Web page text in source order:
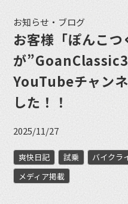
お知らせ・ブログ
お客様「ぽんこつ
が
YouTubeチャン
した！！
2025/11/27
爽快日記 試乗 バイクラ
メディア掲載